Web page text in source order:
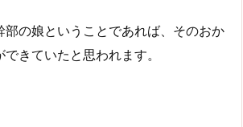
部の娘ということであれば、そのおか
きていたと思われます。